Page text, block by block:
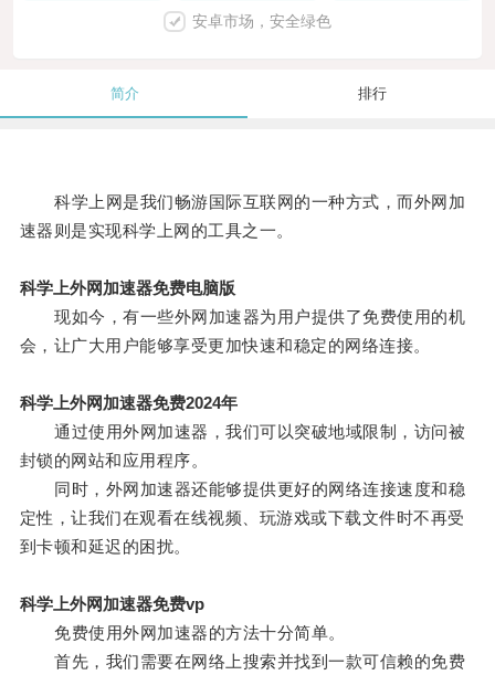
安卓市场，安全绿色
简介 排行
科学上网是我们畅游国际互联网的一种方式，而外网加
速器则是实现科学上网的工具之一。
科学上外网加速器免费电脑版
现如今，有一些外网加速器为用户提供了免费使用的机
会，让广大用户能够享受更加快速和稳定的网络连接。
科学上外网加速器免费2024年
通过使用外网加速器，我们可以突破地域限制，访问被
封锁的网站和应用程序。
同时，外网加速器还能够提供更好的网络连接速度和稳
定性，让我们在观看在线视频、玩游戏或下载文件时不再受
到卡顿和延迟的困扰。
科学上外网加速器免费vp
免费使用外网加速器的方法十分简单。
首先，我们需要在网络上搜索并找到一款可信赖的免费